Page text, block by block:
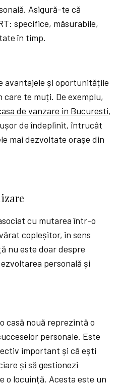
Asigură-te că
specifice, măsurabile,
în timp.
avantajele și oportunitățile
care te muți. De exemplu,
de vanzare in Bucuresti,
de îndeplinit, întrucât
mai dezvoltate orașe din
cu mutarea într-o
copleșitor, în sens
nu este doar despre
personală și
casă nouă reprezintă o
personale. Este
important și că ești
și să gestionezi
o locuință. Acesta este un